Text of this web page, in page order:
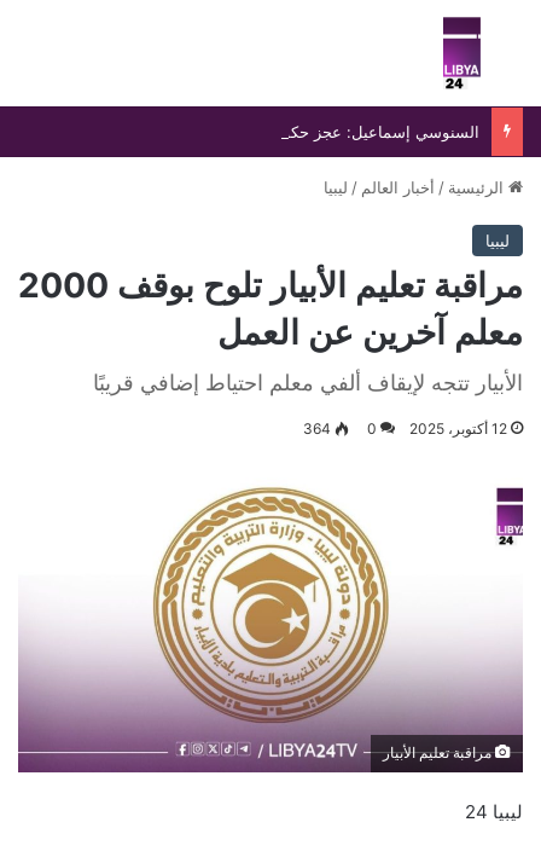
بحث عن
الرئيسية / أخبار العالم / ليبيا
ليبيا
مراقبة تعليم الأبيار تلوح بوقف 2000
معلم آخرين عن العمل
الأبيار تتجه لإيقاف ألفي معلم احتياط إضافي قريبًا
12 أكتوبر، 2025 0
364
مراقبة تعليم الأبيار
ليبيا 24